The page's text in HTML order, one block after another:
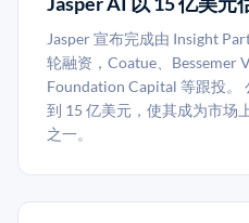
Jasper 宣布完成由 Insight
轮融资，Coatue、Bessemer
Foundation Capital 等跟投。
到 15 亿美元，使其成为市场
之一。